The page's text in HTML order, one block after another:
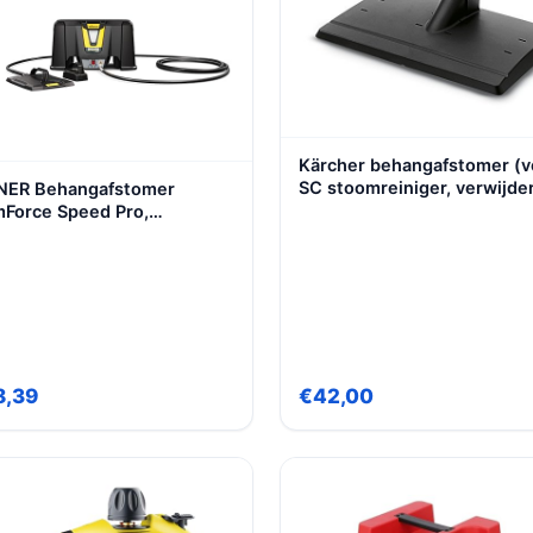
Behangafstomer
Speed Pro,
Kärcher behangafstomer
SC stoomreiniger,
€42,00